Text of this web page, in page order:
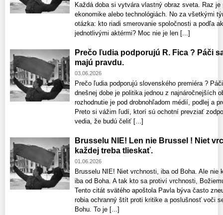
Každá doba si vytvára vlastný obraz sveta. Raz
ekonomike alebo technológiách. No za všetkými
otázka: kto riadi smerovanie spoločnosti a podľa
jednotlivými aktérmi? Moc nie je len [...]
Prečo ľudia podporujú R. Fica ? Páči
majú pravdu.
03.06.2026
Prečo ľudia podporujú slovenského premiéra ?
dnešnej dobe je politika jednou z najnáročnejších
rozhodnutie je pod drobnohľadom médií, podlej a
Preto si vážim ľudí, ktorí sú ochotní prevziať
vedia, že budú čeliť [...]
Brusselu NIE! Len nie Brussel ! Niet
každej treba tlieskať.
01.06.2026
Brusselu NIE! Niet vrchnosti, iba od Boha. Ale nie
iba od Boha. A tak kto sa protiví vrchnosti,
Tento citát svätého apoštola Pavla býva často
robia ochranný štít proti kritike a poslušnosť voči
Bohu. To je [...]